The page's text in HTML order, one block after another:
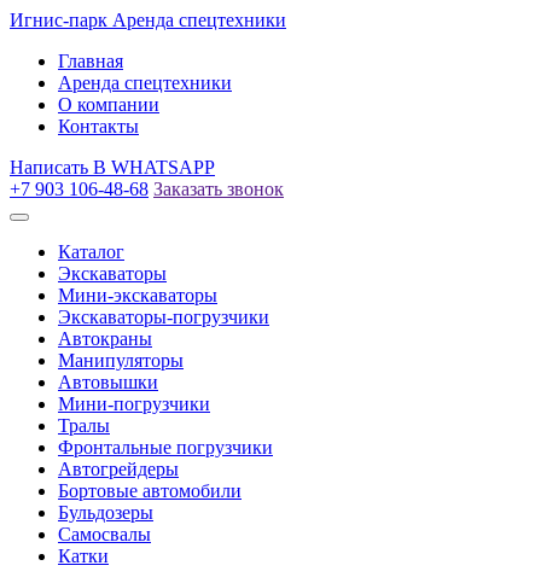
Игнис-парк Аренда спецтехники
Главная
Аренда спецтехники
О компании
Контакты
Написать В WHATSAPP
+7 903 106-48-68 Заказать звонок
Каталог
Экскаваторы
Мини-экскаваторы
Экскаваторы-погрузчики
Автокраны
Манипуляторы
Автовышки
Мини-погрузчики
Тралы
Фронтальные погрузчики
Автогрейдеры
Бортовые автомобили
Бульдозеры
Самосвалы
Катки